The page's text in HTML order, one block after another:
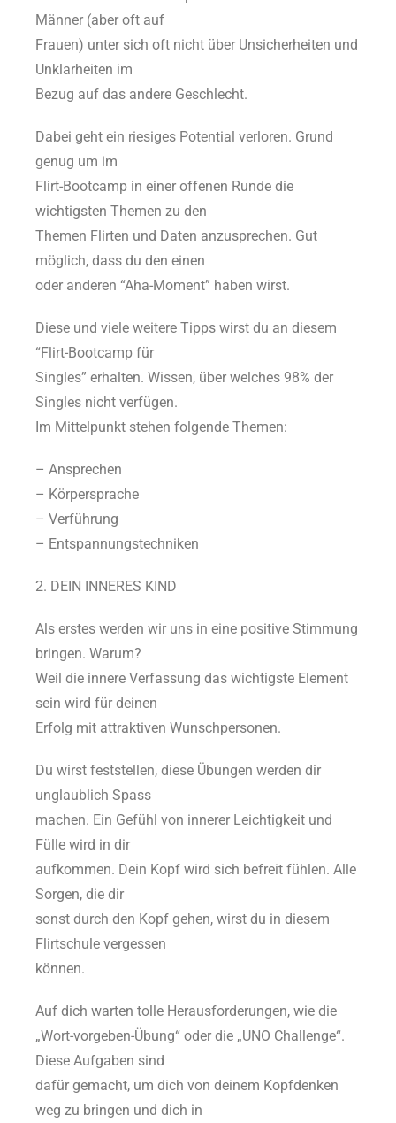
Männer (aber oft auf
Frauen) unter sich oft nicht über Unsicherheiten und
Unklarheiten im
Bezug auf das andere Geschlecht.
Dabei geht ein riesiges Potential verloren. Grund
genug um im
Flirt-Bootcamp in einer offenen Runde die
wichtigsten Themen zu den
Themen Flirten und Daten anzusprechen. Gut
möglich, dass du den einen
oder anderen “Aha-Moment” haben wirst.
Diese und viele weitere Tipps wirst du an diesem
“Flirt-Bootcamp für
Singles” erhalten. Wissen, über welches 98% der
Singles nicht verfügen.
Im Mittelpunkt stehen folgende Themen:
– Ansprechen
– Körpersprache
– Verführung
– Entspannungstechniken
2. DEIN INNERES KIND
Als erstes werden wir uns in eine positive Stimmung
bringen. Warum?
Weil die innere Verfassung das wichtigste Element
sein wird für deinen
Erfolg mit attraktiven Wunschpersonen.
Du wirst feststellen, diese Übungen werden dir
unglaublich Spass
machen. Ein Gefühl von innerer Leichtigkeit und
Fülle wird in dir
aufkommen. Dein Kopf wird sich befreit fühlen. Alle
Sorgen, die dir
sonst durch den Kopf gehen, wirst du in diesem
Flirtschule vergessen
können.
Auf dich warten tolle Herausforderungen, wie die
„Wort-vorgeben-Übung“ oder die „UNO Challenge“.
Diese Aufgaben sind
dafür gemacht, um dich von deinem Kopfdenken
weg zu bringen und dich in